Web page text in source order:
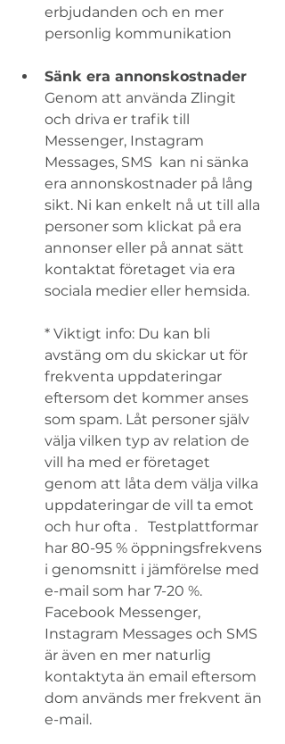
erbjudanden och en mer
personlig kommunikation
Sänk era annonskostnader
Genom att använda Zlingit
och driva er trafik till
Messenger, Instagram
Messages, SMS  kan ni sänka
era annonskostnader på lång
sikt. Ni kan enkelt nå ut till alla
personer som klickat på era
annonser eller på annat sätt
kontaktat företaget via era
sociala medier eller hemsida.
* Viktigt info: Du kan bli
avstäng om du skickar ut för
frekventa uppdateringar
eftersom det kommer anses
som spam. Låt personer själv
välja vilken typ av relation de
vill ha med er företaget
genom att låta dem välja vilka
uppdateringar de vill ta emot
och hur ofta .   Testplattformar
har 80-95 % öppningsfrekvens
i genomsnitt i jämförelse med
e-mail som har 7-20 %.
Facebook Messenger,
Instagram Messages och SMS
är även en mer naturlig
kontaktyta än email eftersom
dom används mer frekvent än
e-mail.